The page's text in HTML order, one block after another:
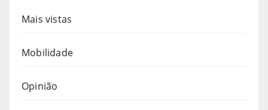
Mais vistas
Mobilidade
Opinião